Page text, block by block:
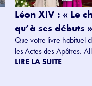
Léon XIV : « Le
qu’à ses débuts
Que votre livre habituel
les Actes des Apôtres.
LIRE LA SUITE